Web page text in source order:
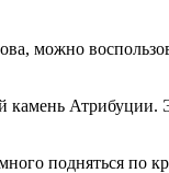
можно
камень Атрибуции.
подняться по